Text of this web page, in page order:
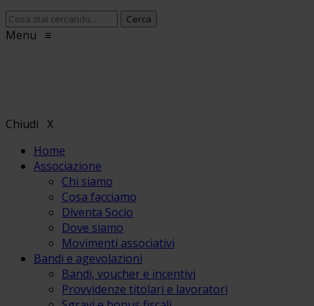
Menu ≡
Chiudi X
Home
Associazione
Chi siamo
Cosa facciamo
Diventa Socio
Dove siamo
Movimenti associativi
Bandi e agevolazioni
Bandi, voucher e incentivi
Provvidenze titolari e lavoratori